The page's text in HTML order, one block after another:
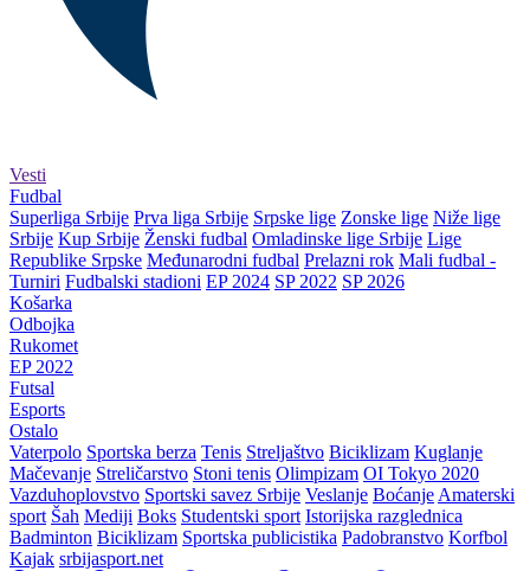
Vesti
Fudbal
Superliga Srbije Prva liga Srbije Srpske lige Zonske lige Niže lige
Srbije Kup Srbije Ženski fudbal Omladinske lige Srbije Lige
Republike Srpske Međunarodni fudbal Prelazni rok Mali fudbal -
Turniri Fudbalski stadioni EP 2024 SP 2022 SP 2026
Košarka
Odbojka
Rukomet
EP 2022
Futsal
Esports
Ostalo
Vaterpolo Sportska berza Tenis Streljaštvo Biciklizam Kuglanje
Mačevanje Streličarstvo Stoni tenis Olimpizam OI Tokyo 2020
Vazduhoplovstvo Sportski savez Srbije Veslanje Boćanje Amaterski
sport Šah Mediji Boks Studentski sport Istorijska razglednica
Badminton Biciklizam Sportska publicistika Padobranstvo Korfbol
Kajak srbijasport.net